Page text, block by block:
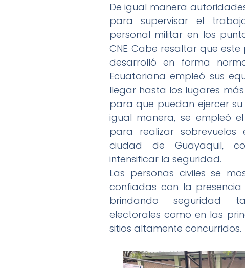
De igual manera
para supervisar el
personal militar en los
CNE. Cabe resaltar que
desarrolló en forma
Ecuatoriana empleó sus
llegar hasta los lugares
para que puedan ejercer
igual manera, se empleó
para realizar
ciudad de Guayaquil,
intensificar la seguridad.
Las personas civiles se
confiadas con la
brindando seguridad
electorales como en las
sitios altamente concurridos.